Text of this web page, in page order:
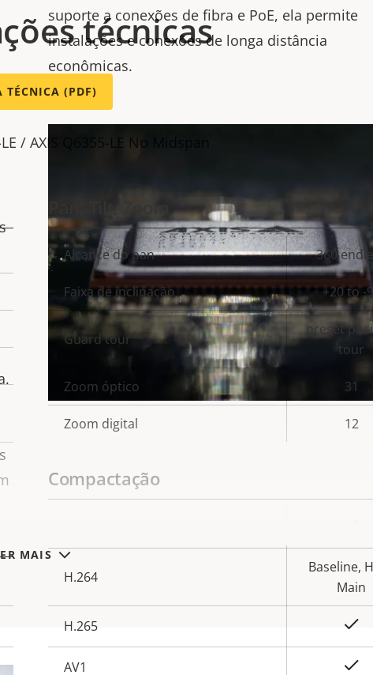
suporte a conexões de fibra e PoE, ela permite
instalações e conexões de longa distância
econômicas.
MAIS
técnicas
TÉCNICA (PDF)
/ AXIS Q6355-LE No Midspan
Pan, Tilt, Zoom
Descrição
da
propriedade
Valor da
propriedade
Alcance do pan 360
Faixa de inclinação +20 to -
Guard tour
preset
tour
Zoom óptico 31
Zoom digital 12
Compactação
da
propriedade
H.264
Baseline,
Main
H.265
AV1